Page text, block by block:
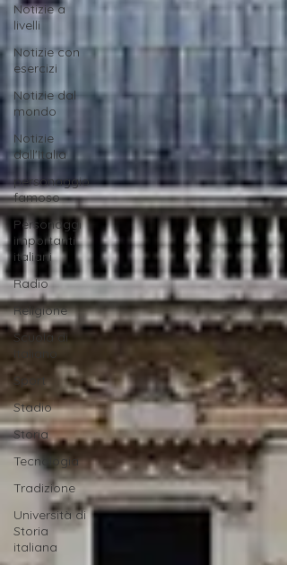
Notizie a
livelli
Notizie con
esercizi
Notizie dal
mondo
Notizie
dall'Italia
personaggio
famoso
Personaggi
importanti
italiani
Radio
Religione
Scuola di
Sport
Stadio
Storia
Tecnologia
Tradizione
Università di
Storia
italiana